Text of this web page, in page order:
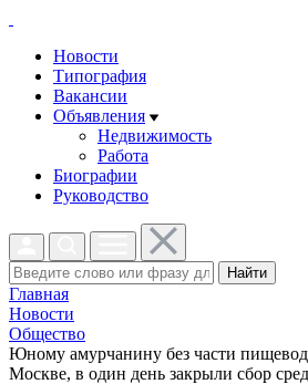
Новости
Типография
Вакансии
Объявления
Недвижимость
Работа
Биографии
Руководство
Найти
Главная
Новости
Общество
Юному амурчанину без части
Москве, в один день закрыли сбор